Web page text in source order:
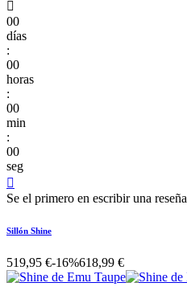

00
días
:
00
horas
:
00
min
:
00
seg

Se el primero en escribir una reseña
Sillón Shine
519,95 €-16%618,99 €